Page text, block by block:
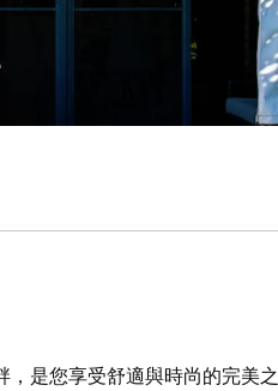
是您享受舒適與時尚的完美之